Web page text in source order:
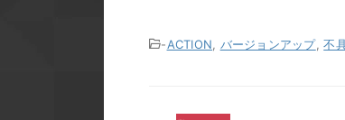
-ACTION バージョンアップ,不